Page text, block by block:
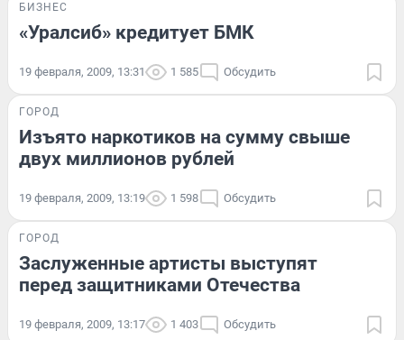
БИЗНЕС
«Уралсиб» кредитует БМК
19 февраля, 2009, 13:31 1 585 Обсудить
ГОРОД
Изъято наркотиков на сумму свыше
двух миллионов рублей
19 февраля, 2009, 13:19 1 598 Обсудить
ГОРОД
Заслуженные артисты выступят
перед защитниками Отечества
19 февраля, 2009, 13:17 1 403 Обсудить